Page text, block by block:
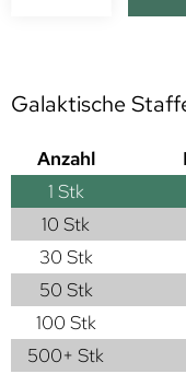
Galaktische
Anzahl
1 Stk
10 Stk
30 Stk
50 Stk
100 Stk
500+ Stk